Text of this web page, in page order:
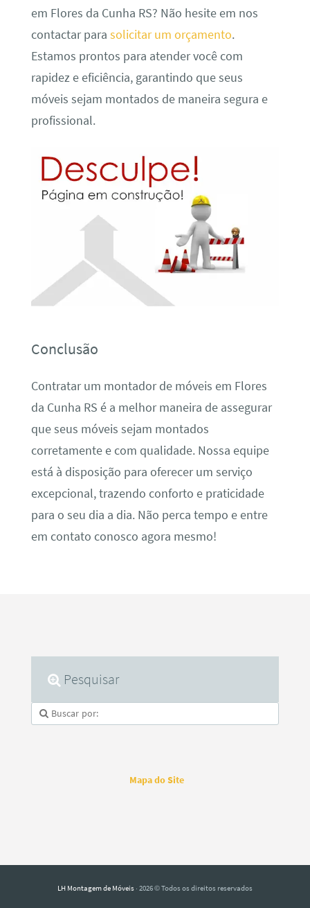
em Flores da Cunha RS? Não hesite em nos
contactar para solicitar um orçamento.
Estamos prontos para atender você com
rapidez e eficiência, garantindo que seus
móveis sejam montados de maneira segura e
profissional.
Conclusão
Contratar um montador de móveis em Flores
da Cunha RS é a melhor maneira de assegurar
que seus móveis sejam montados
corretamente e com qualidade. Nossa equipe
está à disposição para oferecer um serviço
excepcional, trazendo conforto e praticidade
para o seu dia a dia. Não perca tempo e entre
em contato conosco agora mesmo!
Pesquisar
Mapa do Site
LH Montagem de Móveis · 2026 © Todos os direitos reservados